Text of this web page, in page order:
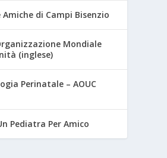
di Campi Bisenzio
Mondiale
(inglese)
Perinatale – AOUC
Pediatra Per Amico